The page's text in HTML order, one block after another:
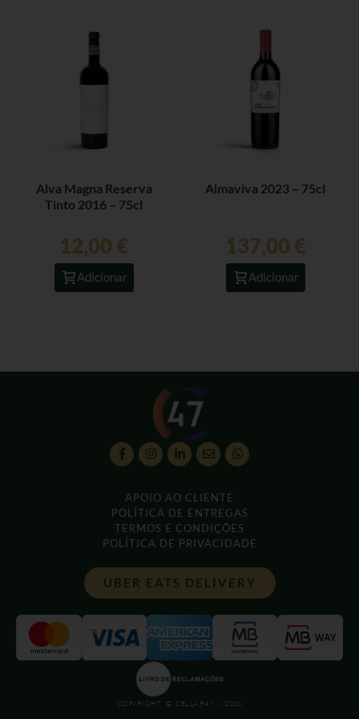
Alva Magna Reserva
Tinto 2016 – 75cl
12,00 €
Adicionar
Almaviva 2023 – 75cl
137,00 €
Adicionar
APOIO AO CLIENTE
POLÍTICA DE ENTREGAS
TERMOS E CONDIÇÕES
POLÍTICA DE PRIVACIDADE
UBER EATS DELIVERY
COPYRIGHT © CELLAR47 - 2026